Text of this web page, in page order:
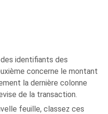
identifiants des
concerne le montant
la dernière colonne
de la transaction.
feuille, classez ces